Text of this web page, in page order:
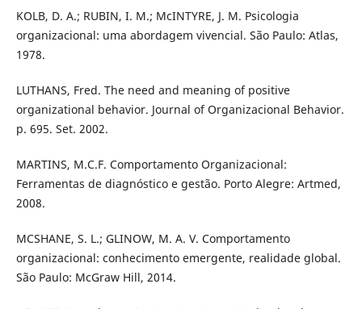
KOLB, D. A.; RUBIN, I. M.; McINTYRE, J. M. Psicologia
organizacional: uma abordagem vivencial. São Paulo: Atlas,
1978.
LUTHANS, Fred. The need and meaning of positive
organizational behavior. Journal of Organizacional Behavior.
p. 695. Set. 2002.
MARTINS, M.C.F. Comportamento Organizacional:
Ferramentas de diagnóstico e gestão. Porto Alegre: Artmed,
2008.
MCSHANE, S. L.; GLINOW, M. A. V. Comportamento
organizacional: conhecimento emergente, realidade global.
São Paulo: McGraw Hill, 2014.